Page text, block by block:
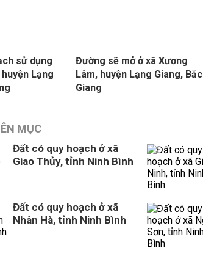
sử dụng
Lạng
Đường sẽ mở ở xã Xương
Lâm, huyện Lạng Giang, Bắc
Giang
MỤC
Đất có quy hoạch ở xã
Giao Thủy, tỉnh Ninh Bình
Đất có quy hoạch ở xã
Nhân Hà, tỉnh Ninh Bình